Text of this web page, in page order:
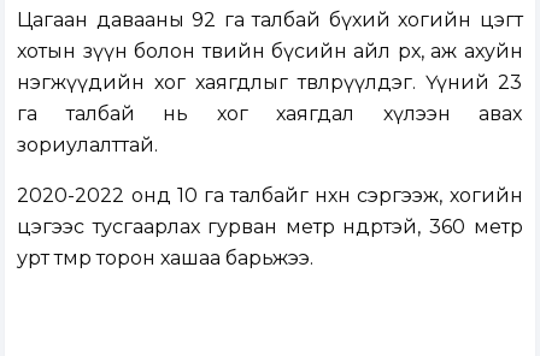
Цагаан давааны 92 га талбай бүхий хогийн цэгт
хотын зүүн болон төвийн бүсийн айл өрх, аж ахуйн
нэгжүүдийн хог хаягдлыг төвлөрүүлдэг. Үүний 23
га талбай нь хог хаягдал хүлээн авах
зориулалттай.
2020-2022 онд 10 га талбайг нөхөн сэргээж, хогийн
цэгээс тусгаарлах гурван метр өндөртэй, 360 метр
урт төмөр торон хашаа барьжээ.